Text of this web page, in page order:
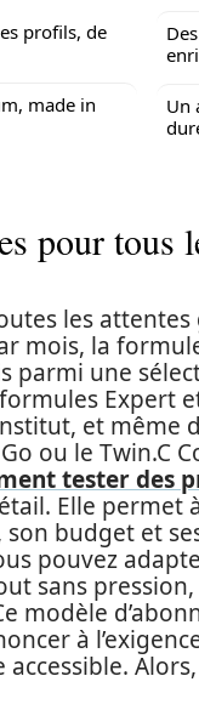
profils, de
made in
Un
pour tous
les
mois, la
parmi une
Expert
et même
ou le Twin.C
tester des
Elle
budget et
pouvez
sans
modèle
à